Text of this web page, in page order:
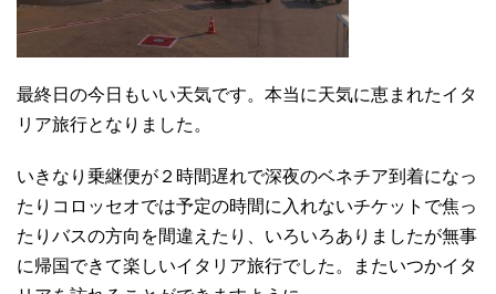
最終日の今日もいい天気です。本当に天気に恵まれたイタ
リア旅行となりました。
いきなり乗継便が２時間遅れで深夜のベネチア到着になっ
たりコロッセオでは予定の時間に入れないチケットで焦っ
たりバスの方向を間違えたり、いろいろありましたが無事
に帰国できて楽しいイタリア旅行でした。またいつかイタ